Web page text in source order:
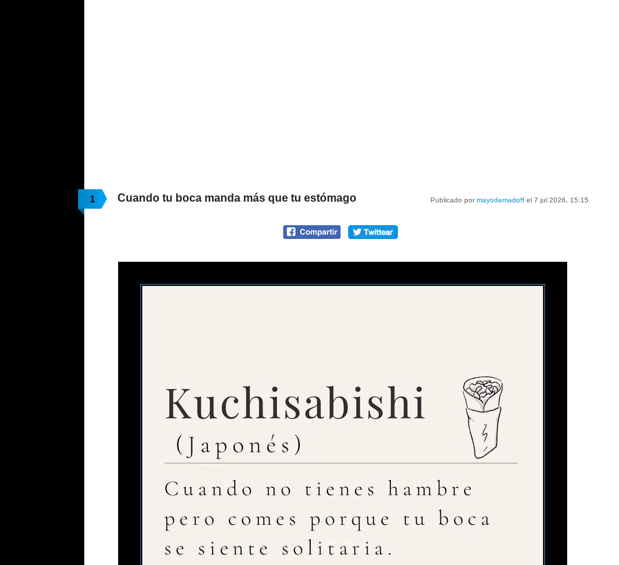
1 Publicado pormayodemadoff el 7 jul 2026, 15:15
Cuando tu boca manda más que tu estómago